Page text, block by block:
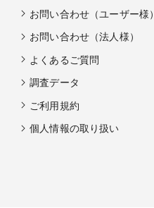
お問い合わせ（ユーザー様）
お問い合わせ（法人様）
よくあるご質問
調査データ
ご利用規約
個人情報の取り扱い